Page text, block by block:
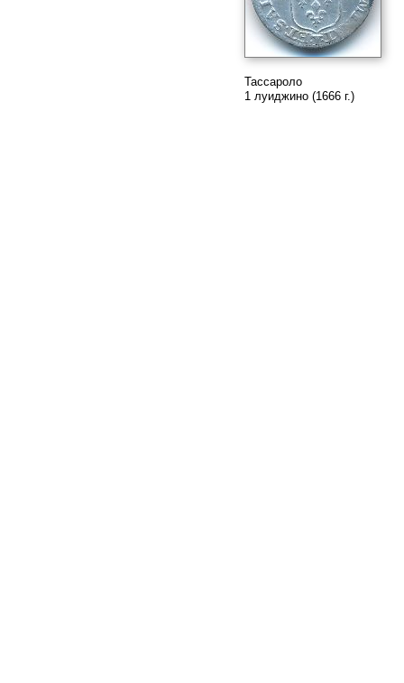
Тассароло
1 луиджино (1666 г.)